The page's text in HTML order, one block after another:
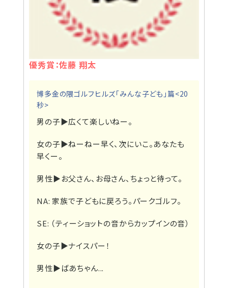
優秀賞：佐藤 翔太
博多金の隈ゴルフヒルズ「みんな子ども」篇<20
秒>
男の子▶広くて楽しいねー。
女の子▶ねーねー早く、次にいこ。あなたも
早くー。
男性▶お父さん、お母さん、ちょっと待って。
NA: 家族で子どもに戻ろう。パークゴルフ。
SE: （ティーショットの音からカップインの音）
女の子▶ナイスパー！
男性▶ばあちゃん...